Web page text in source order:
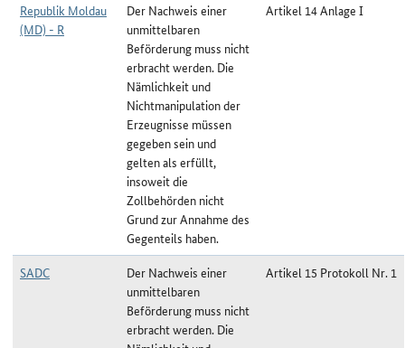
Republik Moldau
(MD) - R
Der Nachweis einer
unmittelbaren
Beförderung muss nicht
erbracht werden. Die
Nämlichkeit und
Nichtmanipulation der
Erzeugnisse müssen
gegeben sein und
gelten als erfüllt,
insoweit die
Zollbehörden nicht
Grund zur Annahme des
Gegenteils haben.
Artikel 14 Anlage I
SADC
Der Nachweis einer
unmittelbaren
Beförderung muss nicht
erbracht werden. Die
Artikel 15 Protokoll Nr. 1